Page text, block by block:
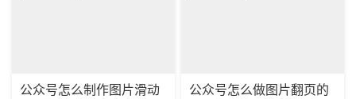
公众号怎么制作图片滑动
公众号怎么做图片翻页的